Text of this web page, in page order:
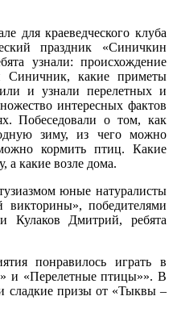
для краеведческого клуба
праздник «Синичкин
узнали: происхождение
Синичник, какие приметы
и узнали перелетных и
интересных фактов
Побеседовали о том, как
зиму, из чего можно
кормить птиц. Какие
а какие возле дома.
юные натуралисты
викторины», победителями
Кулаков Дмитрий, ребята
понравилось играть в
и «Перелетные птицы»». В
сладкие призы от «Тыквы –